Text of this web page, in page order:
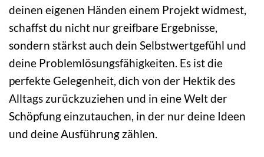
deinen eigenen Händen einem Projekt widmest,
schaffst du nicht nur greifbare Ergebnisse,
sondern stärkst auch dein Selbstwertgefühl und
deine Problemlösungsfähigkeiten. Es ist die
perfekte Gelegenheit, dich von der Hektik des
Alltags zurückzuziehen und in eine Welt der
Schöpfung einzutauchen, in der nur deine Ideen
und deine Ausführung zählen.